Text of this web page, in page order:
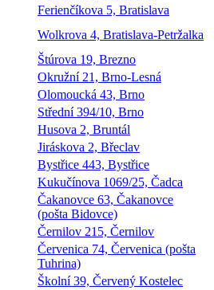
Ferienčíkova 5, Bratislava
Wolkrova 4, Bratislava-Petržalka
Štúrova 19, Brezno
Okružní 21, Brno-Lesná
Olomoucká 43, Brno
Střední 394/10, Brno
Husova 2, Bruntál
Jiráskova 2, Břeclav
Bystřice 443, Bystřice
Kukučínova 1069/25, Čadca
Čakanovce 63, Čakanovce
(pošta Bidovce)
Černilov 215, Černilov
Červenica 74, Červenica (pošta
Tuhrina)
Školní 39, Červený Kostelec